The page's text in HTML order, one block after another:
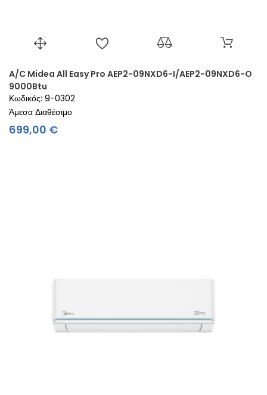
A/C Midea All Easy Pro AEP2-09NXD6-I/AEP2-09NXD6-O
9000Btu
Κωδικός: 9-0302
Άμεσα Διαθέσιμο
699,00 €Τιμή